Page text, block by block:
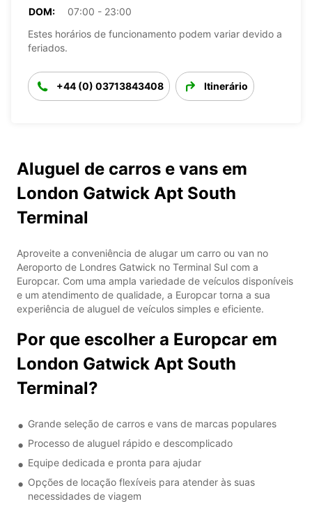
DOM:
07:00 - 23:00
Estes horários de funcionamento podem variar devido a
feriados.
+44 (0) 03713843408 Itinerário
Aluguel de carros e vans em
London Gatwick Apt South
Terminal
Aproveite a conveniência de alugar um carro ou van no
Aeroporto de Londres Gatwick no Terminal Sul com a
Europcar. Com uma ampla variedade de veículos disponíveis
e um atendimento de qualidade, a Europcar torna a sua
experiência de aluguel de veículos simples e eficiente.
Por que escolher a Europcar em
London Gatwick Apt South
Terminal?
Grande seleção de carros e vans de marcas populares
Processo de aluguel rápido e descomplicado
Equipe dedicada e pronta para ajudar
Opções de locação flexíveis para atender às suas
necessidades de viagem